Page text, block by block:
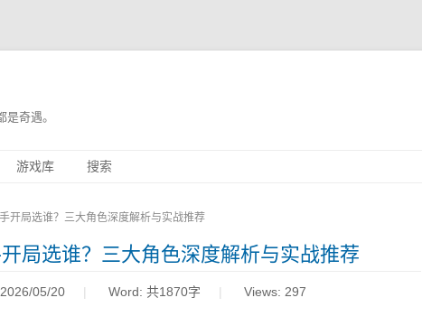
奇遇。
游戏库 搜索
开局选谁？三大角色深度解析与实战推荐
开局选谁？三大角色深度解析与实战推荐
05/20 Word: 共1870字 Views: 297